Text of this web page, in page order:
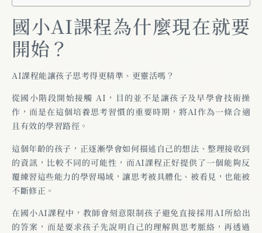
國小AI課程為什麼現在就要
開始？
AI課程能讓孩子思考得更精準、更靈活嗎？
從國小階段開始接觸 AI，目的並不是讓孩子及早學會技術操
作，而是在這個培養思考習慣的重要時期，將AI作為一條合適
且有效的學習路徑。
這個年齡的孩子，正逐漸學會如何描述自己的想法、整理接收到
的資訊，比較不同的可能性，而AI課程正好提供了一個能夠反
覆練習這些能力的學習場域，讓思考被具體化、被看見，也能被
不斷修正。
在國小AI課程中，教師會刻意限制孩子避免直接採用AI所給出
的答案，而是要求孩子先說明自己的理解與思考脈絡，再透過